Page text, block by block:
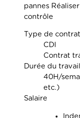
pannes
contrôle
Type de contrat
CDI
Contrat
Durée du travail
40H/
etc.)
Salaire